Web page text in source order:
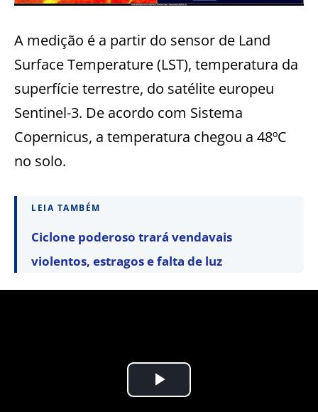
A medição é a partir do sensor de Land
Surface Temperature (LST), temperatura da
superfície terrestre, do satélite europeu
Sentinel-3. De acordo com Sistema
Copernicus, a temperatura chegou a 48ºC
no solo.
LEIA TAMBÉM
Ciclone poderoso trará vendavais
violentos, estragos e falta de luz